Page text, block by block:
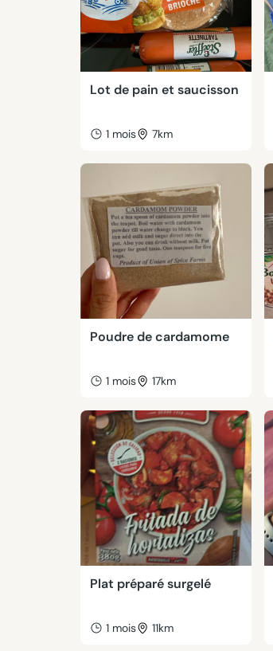
Lot de pain et saucisson
1 mois 7km
Poudre de cardamome
1 mois 17km
Plat préparé surgelé
1 mois 11km